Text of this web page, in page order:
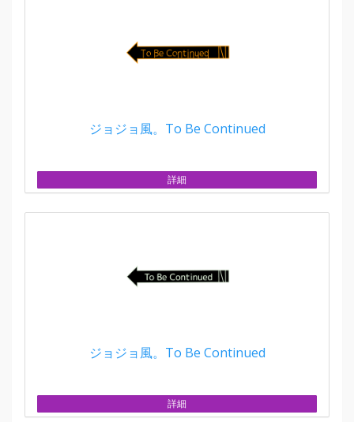
ジョジョ風。To Be Continued
詳細
ジョジョ風。To Be Continued
詳細